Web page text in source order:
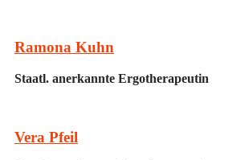
Ramona Kuhn
Staatl. anerkannte Ergotherapeutin
Vera Pfeil